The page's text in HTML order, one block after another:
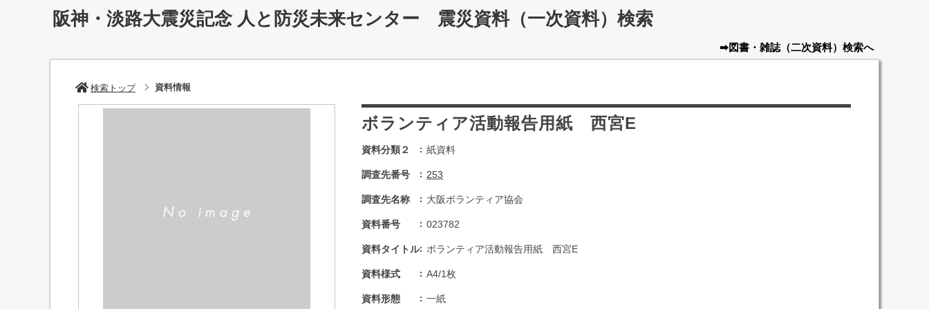
阪神・淡路大震災記念 人と防災未来センター 震災資料（一次資料）検索
➡図書・雑誌（二次資料） 検索へ
検索トップ 資料情報
ボランティア活動報告用紙 西宮E
資料分類２ 紙資料
調査先番号 253
調査先名称 大阪ボランティア協会
資料番号 023782
資料タイトル ボランティア活動報告用紙 西宮E
資料様式 A4/1枚
資料形態 一紙